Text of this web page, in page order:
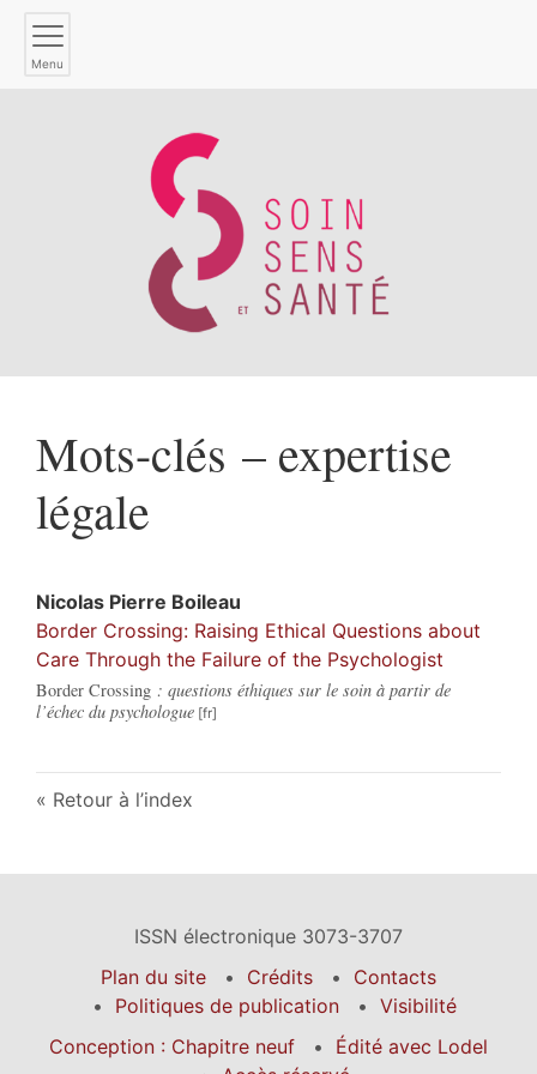
Menu
Mots-clés – expertise
légale
Nicolas Pierre Boileau
Border Crossing: Raising Ethical Questions about
Care Through the Failure of the Psychologist
Border Crossing : questions éthiques sur le soin à partir de
l’échec du psychologue
Retour à l’index
ISSN électronique 3073-3707
Plan du site
Crédits
Contacts
Politiques de publication
Visibilité
Conception : Chapitre neuf
Édité avec Lodel